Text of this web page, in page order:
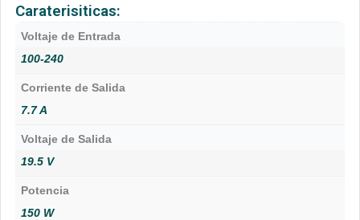
Caraterisiticas:
Voltaje de Entrada
100-240
Corriente de Salida
7.7 A
Voltaje de Salida
19.5 V
Potencia
150 W